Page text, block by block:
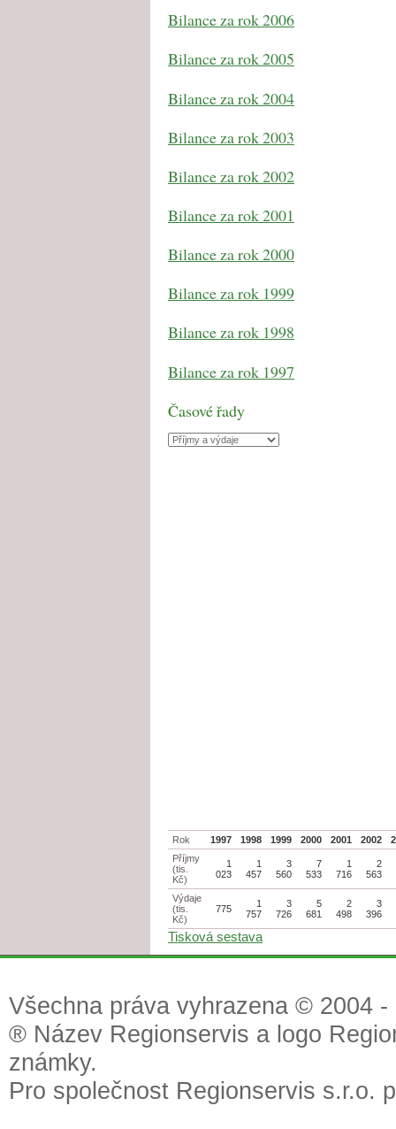
Bilance za rok 2006
Bilance za rok 2005
Bilance za rok 2004
Bilance za rok 2003
Bilance za rok 2002
Bilance za rok 2001
Bilance za rok 2000
Bilance za rok 1999
Bilance za rok 1998
Bilance za rok 1997
Časové řady
Rok 1997 1998 1999 2000 2001 2002
Příjmy
(tis.
Kč)
1
023
1
457
3
560
7
533
1
716
2
563
Výdaje
(tis.
Kč)
775
1
757
3
726
5
681
2
498
3
396
Tisková sestava
Všechna práva vyhrazena © 2004
® Název Regionservis a logo
známky.
Pro společnost Regionservis s.r.o.